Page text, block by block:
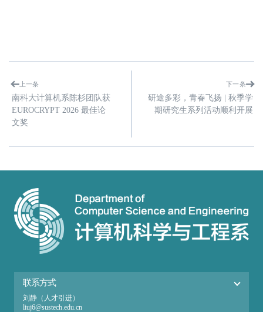
上一条
南科大计算机系陈杉团队获
EUROCRYPT 2026 最佳论
文奖
下一条
研途多彩，青春飞扬 | 秋季学
期研究生系列活动顺利开展
联系方式
刘静（人才引进）
liuj6@sustech.edu.cn